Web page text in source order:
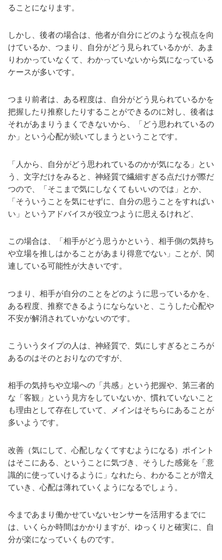
ることになります。
しかし、後者の場合は、他者が自分にどのような視点を向
けているか、つまり、自分がどう見られているかが、あま
りわかっていなくて、わかっていないから気になっている
ケースが多いです。
つまり前者は、ある程度は、自分がどう見られているかを
把握したり推察したりすることができるのに対し、後者は
それがあまりうまくできないから、「どう思われているの
か」という心配が続いてしまうということです。
「人から、自分がどう思われているのかが気になる」とい
う、文字だけをみると、神経質で繊細すぎる点だけが際だ
つので、「そこまで気にしなくてもいいのでは」とか、
「そういうことを気にせずに、自分の思うことをすればい
い」というアドバイスが役立つように思えるけれど、
この場合は、「相手がどう思うかという、相手側の気持ち
や立場を推しはかることがあまり得意でない」ことが、関
連している可能性が大きいです。
つまり、相手が自分のことをどのように思っているかを、
ある程度、推察できるようにならないと、こうした心配や
不安が解消されていかないのです。
こういうタイプの人は、神経質で、気にしすぎるところが
あるのはそのとおりなのですが、
相手の気持ちや立場への「共感」という把握や、第三者的
な「客観」という見方をしていないか、慣れていないこと
も理由として存在していて、メインはそちらにあることが
多いようです。
改善（気にして、心配しなくてすむようになる）ポイント
はそこにある、ということに気づき、そうした感覚を「意
識的に使っていけるように」なれたら、わかることが増え
ていき、心配は薄れていくようになるでしょう。
今まであまり働かせていないセンサーを活用するまでに
は、いくらか時間はかかりますが、ゆっくりと確実に、自
分が楽になっていくものです。